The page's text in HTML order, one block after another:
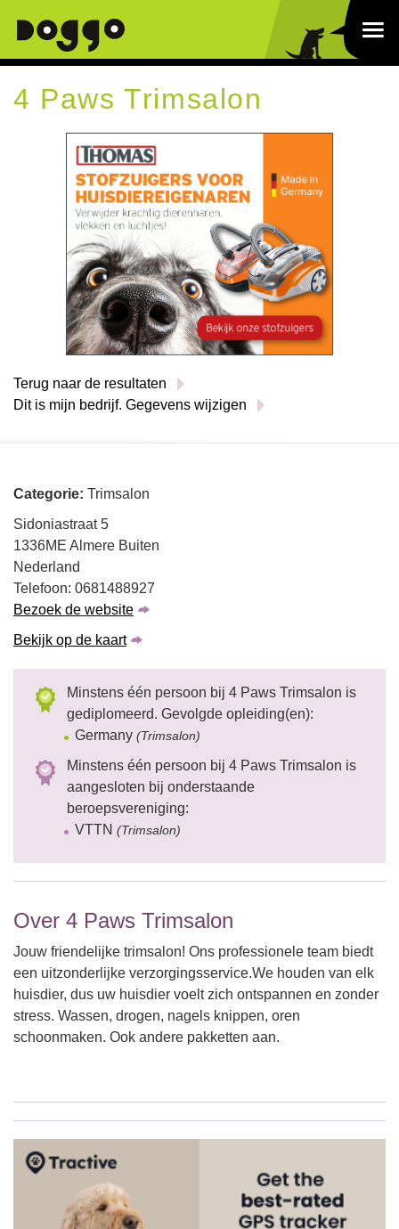
4 Paws Trimsalon
Terug naar de resultaten
Dit is mijn bedrijf. Gegevens wijzigen
Categorie: Trimsalon
Sidoniastraat 5
1336ME Almere Buiten
Nederland
Telefoon: 0681488927
Bezoek de website
Bekijk op de kaart
Minstens één persoon bij 4 Paws Trimsalon is
gediplomeerd. Gevolgde opleiding(en):
Germany (Trimsalon)
Minstens één persoon bij 4 Paws Trimsalon is
aangesloten bij onderstaande
beroepsvereniging:
VTTN (Trimsalon)
Over 4 Paws Trimsalon
Jouw friendelijke trimsalon! Ons professionele team biedt
een uitzonderlijke verzorgingsservice.We houden van elk
huisdier, dus uw huisdier voelt zich ontspannen en zonder
stress. Wassen, drogen, nagels knippen, oren
schoonmaken. Ook andere pakketten aan.